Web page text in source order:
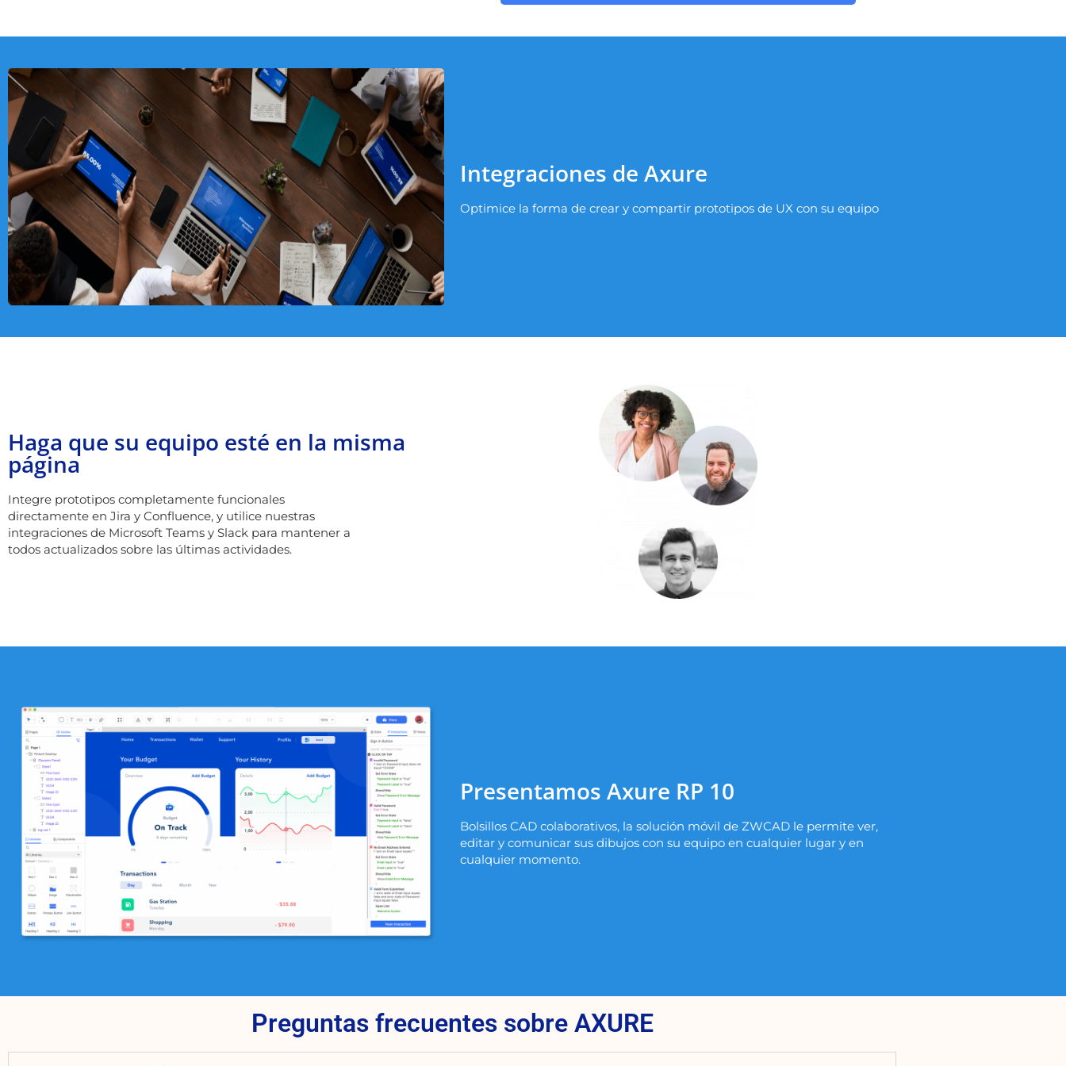
Integraciones de Axure
Optimice la forma de crear y compartir prototipos de UX con su equipo
Haga que su equipo esté en la misma
página
Integre prototipos completamente funcionales
directamente en Jira y Confluence, y utilice nuestras
integraciones de Microsoft Teams y Slack para mantener a
todos actualizados sobre las últimas actividades.
Presentamos Axure RP 10
Bolsillos CAD colaborativos, la solución móvil de ZWCAD le permite ver,
editar y comunicar sus dibujos con su equipo en cualquier lugar y en
cualquier momento.
Preguntas frecuentes sobre AXURE